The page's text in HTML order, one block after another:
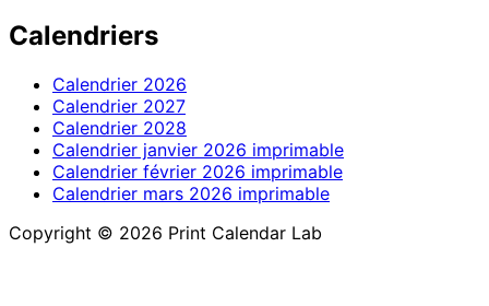
Calendriers
Calendrier 2026
Calendrier 2027
Calendrier 2028
Calendrier janvier 2026 imprimable
Calendrier février 2026 imprimable
Calendrier mars 2026 imprimable
Copyright © 2026 Print Calendar Lab